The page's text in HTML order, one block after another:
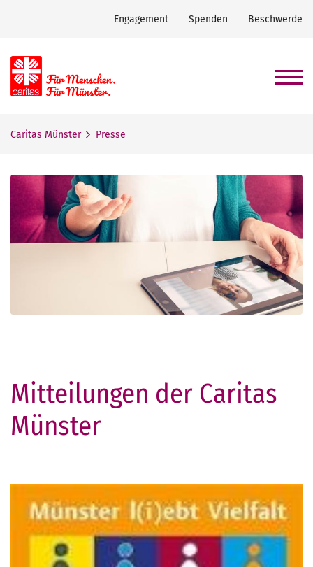
Engagement Spenden Beschwerde
Caritas Münster Presse
Mitteilungen der Caritas
Münster